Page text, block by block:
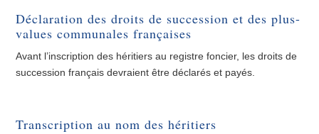
Déclaration des droits de succession et des plus-
values communales françaises
Avant l’inscription des héritiers au registre foncier, les droits de
succession français devraient être déclarés et payés.
Transcription au nom des héritiers